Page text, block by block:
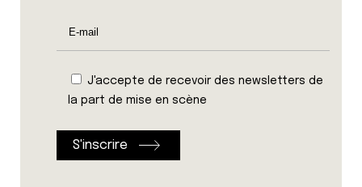
J'accepte de recevoir des newsletters de
la part de mise en scène